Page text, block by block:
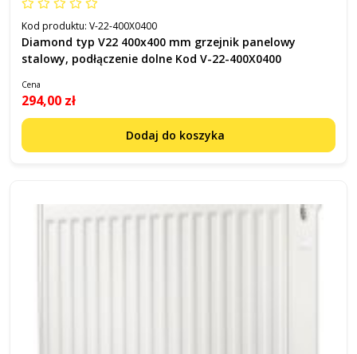
Kod produktu: V-22-400X0400
Diamond typ V22 400x400 mm grzejnik panelowy
stalowy, podłączenie dolne Kod V-22-400X0400
Cena
294,00 zł
Dodaj do koszyka